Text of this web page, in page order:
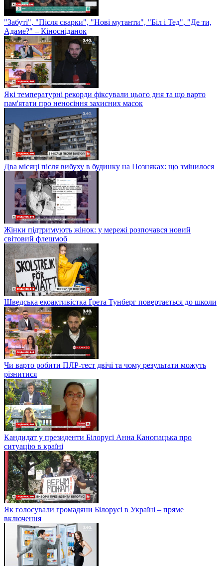
"Забуті", "Після сварки", "Нові мутанти", "Біл і Тед", "Де ти,
Адаме?" – Кіносніданок
Які температурні рекорди фіксували цього дня та що варто
пам'ятати про неносіння захисних масок
Два місяці після вибуху в будинку на Позняках: що змінилося
Жінки підтримують жінок: у мережі розпочався новий
світовий флешмоб
Шведська екоактивістка Ґрета Тунберг повертається до школи
Чи варто робити ПЛР-тест двічі та чому результати можуть
різнитися
Кандидат у президенти Білорусі Анна Канопацька про
ситуацію в країні
Як голосували громадяни Білорусі в Україні – пряме
включення